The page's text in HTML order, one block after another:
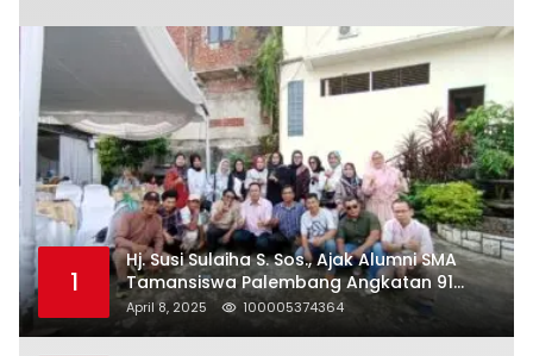
1
Hj. Susi Sulaiha S. Sos., Ajak Alumni SMA
Tamansiswa Palembang Angkatan 91
Halal Bihalal
April 8, 2025 100005374364